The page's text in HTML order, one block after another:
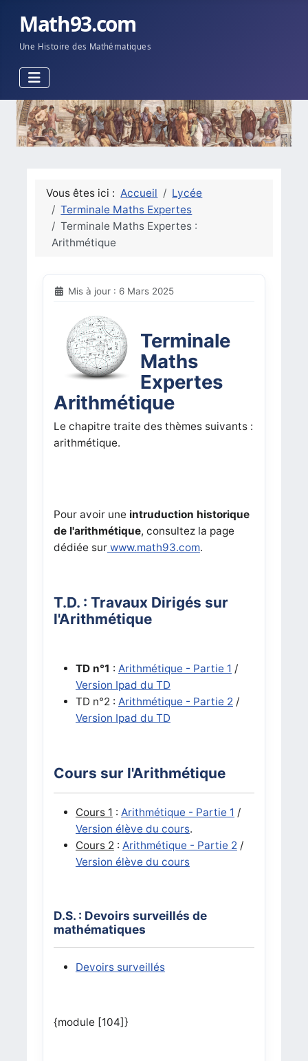
Math93.com
Une Histoire des Mathématiques
Vous êtes ici : Accueil
Lycée
Terminale Maths Expertes
Terminale Maths Expertes :
Arithmétique
Mis à jour : 6 Mars 2025
Terminale
Maths
Expertes
Arithmétique
Le chapitre traite des thèmes suivants :
arithmétique.
Pour avoir une intruduction historique
de l'arithmétique, consultez la page
dédiée surwww.math93.com.
T.D. : Travaux Dirigés sur
l'Arithmétique
TD n°1 : Arithmétique - Partie 1 /
Version Ipad du TD
TD n°2 : Arithmétique - Partie 2/
Version Ipad du TD
Cours sur l'Arithmétique
Cours 1 : Arithmétique - Partie 1 /
Version élève du cours.
Cours 2: Arithmétique - Partie 2/
Version élève du cours
D.S. : Devoirs surveillés de
mathématiques
Devoirs surveillés
{module [104]}